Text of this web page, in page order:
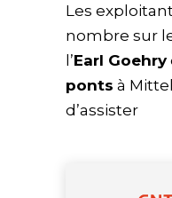
Les
nombre sur
l’Earl Goehry
ponts à
d’assister